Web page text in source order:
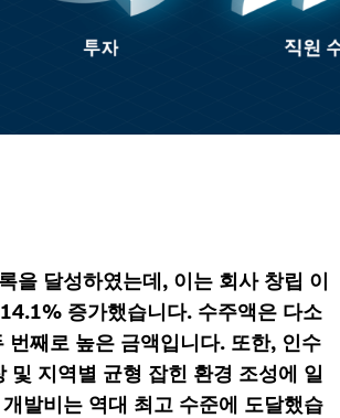
달성하였는데, 이는 회사 창립 이
증가했습니다. 수주액은 다소
째로 높은 금액입니다. 또한, 인수
지역별 균형 잡힌 환경 조성에 일
발비는 역대 최고 수준에 도달했습